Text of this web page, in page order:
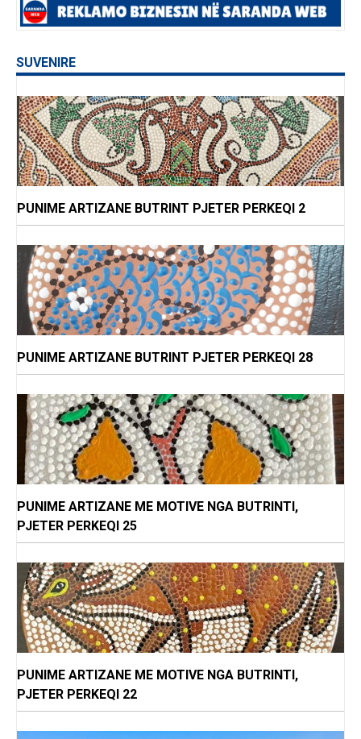
SUVENIRE
PUNIME ARTIZANE BUTRINT PJETER PERKEQI 2
PUNIME ARTIZANE BUTRINT PJETER PERKEQI 28
PUNIME ARTIZANE ME MOTIVE NGA BUTRINTI,
PJETER PERKEQI 25
PUNIME ARTIZANE ME MOTIVE NGA BUTRINTI,
PJETER PERKEQI 22